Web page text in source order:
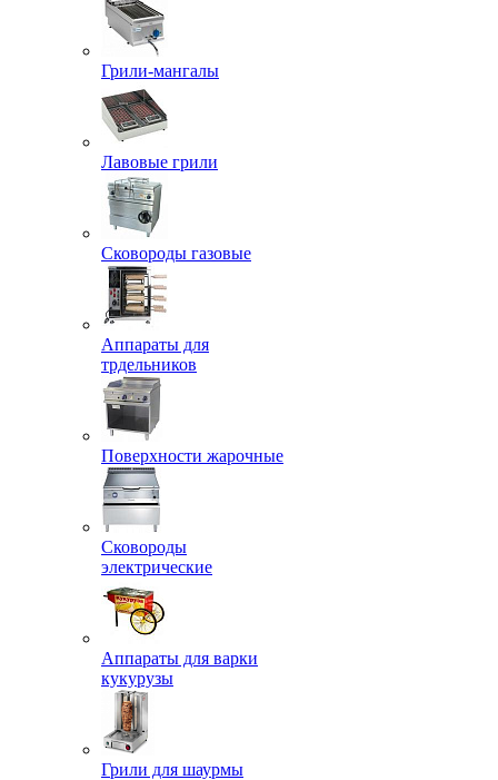
Грили-мангалы
Лавовые грили
Сковороды газовые
Аппараты для
трдельников
Поверхности жарочные
Сковороды
электрические
Аппараты для варки
кукурузы
Грили для шаурмы